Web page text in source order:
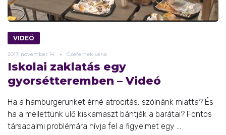
VIDEÓ
2017. november 14. Czefernek Léna
Iskolai zaklatás egy
gyorsétteremben – Videó
Ha a hamburgerünket érné atrocitás, szólnánk miatta? És
ha a mellettünk ülő kiskamaszt bántják a barátai? Fontos
társadalmi problémára hívja fel a figyelmet egy ...